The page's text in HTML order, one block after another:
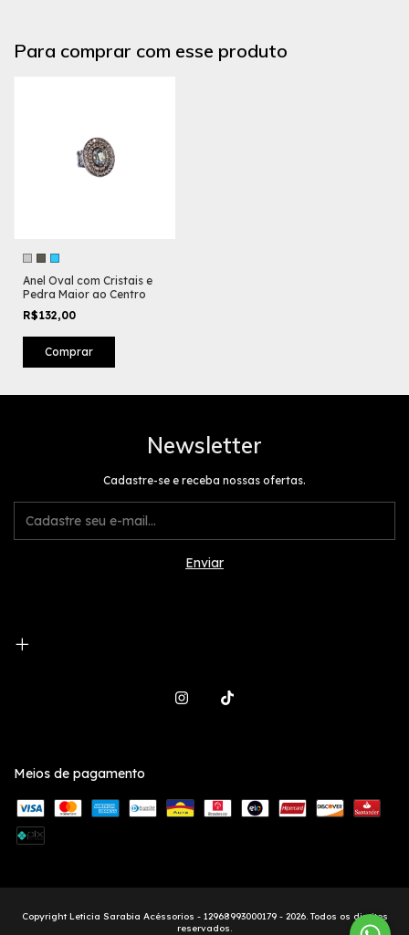
Para comprar com esse produto
Anel Oval com Cristais e
Pedra Maior ao Centro
R$132,00
Comprar
Newsletter
Cadastre-se e receba nossas ofertas.
Meios de pagamento
Copyright Leticia Sarabia Acéssorios - 12968993000179 - 2026. Todos os direitos
reservados.